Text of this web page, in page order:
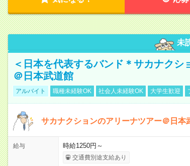
未
＜日本を代表するバンド＊サカナクシ
＠日本武道館
アルバイト 職種未経験OK 社会人未経験OK 大学生歓迎
サカナクションのアリーナツアー＠日本
給与 時給1250円～
交通費別途支給あり